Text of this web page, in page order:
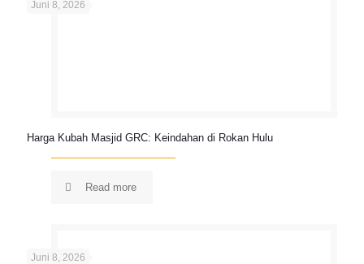
Juni 8, 2026
Harga Kubah Masjid GRC: Keindahan di Rokan Hulu
Read more
Juni 8, 2026